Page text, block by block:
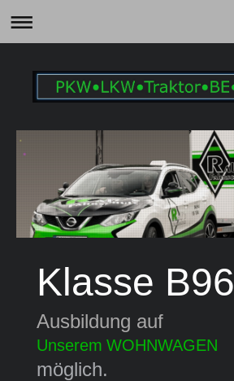
Klasse B96
Ausbildung auf
Unserem WOHNWAGEN
möglich.